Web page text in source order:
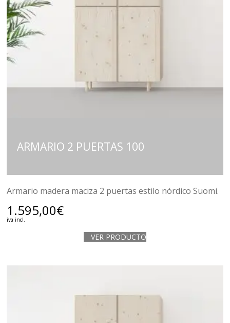
ARMARIO 2 PUERTAS 100
Armario madera maciza 2 puertas estilo nórdico Suomi.
1.595,00€
iva incl.
VER PRODUCTO